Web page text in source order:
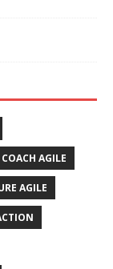
COACH AGILE
AGILE